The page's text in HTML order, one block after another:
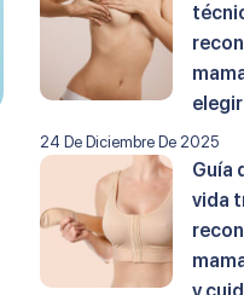
24 De Diciembre De 2025
Guía
vida